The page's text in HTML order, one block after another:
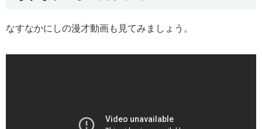
なすなかにしの漫才動画も見てみましょう。